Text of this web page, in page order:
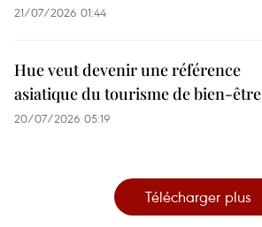
21/07/2026 01:44
Hue veut devenir une référence
asiatique du tourisme de bien-être
20/07/2026 05:19
Télécharger plus